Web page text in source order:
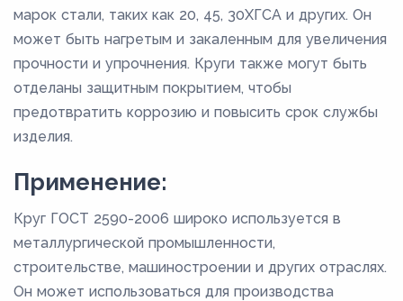
марок стали, таких как 20, 45, 30ХГСА и других. Он
может быть нагретым и закаленным для увеличения
прочности и упрочнения. Круги также могут быть
отделаны защитным покрытием, чтобы
предотвратить коррозию и повысить срок службы
изделия.
Применение:
Круг ГОСТ 2590-2006 широко используется в
металлургической промышленности,
строительстве, машиностроении и других отраслях.
Он может использоваться для производства